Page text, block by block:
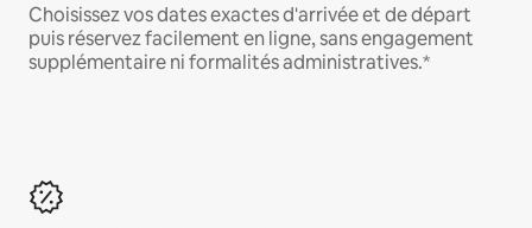
Choisissez vos dates exactes d'arrivée et de départ
puis réservez facilement en ligne, sans engagement
supplémentaire ni formalités administratives.*